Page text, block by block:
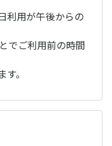
利用が午後からの
でご利用前の時間
。